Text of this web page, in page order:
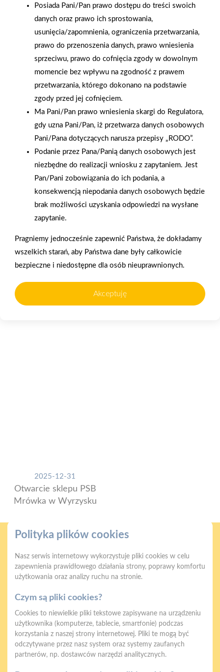
AKTUALNOŚCI
Grupa PSB Handel S.A.
gra z WOŚP. Powstała
firmowa eSkarbonka na
rzecz gastroenterologii
Zacisze S.A. dołącza do
Grupy PSB. Sieć kończy
rok strategicznym
otwarciem po
2025-12-31
Otwarcie sklepu PSB
Mrówka w Wyrzysku
Gwarancja jakości
Zakupy w systemie
Oferujemy zakupy
Zakupy
Posiada Pani/Pan prawo dostępu do treści swoich
danych oraz prawo ich sprostowania,
usunięcia/zapomnienia, ograniczenia przetwarzania,
prawo do przenoszenia danych, prawo wniesienia
sprzeciwu, prawo do cofnięcia zgody w dowolnym
momencie bez wpływu na zgodność z prawem
przetwarzania, którego dokonano na podstawie
zgody przed jej cofnięciem.
Ma Pani/Pan prawo wniesienia skargi do Regulatora,
gdy uzna Pani/Pan, iż przetwarza danych osobowych
Pani/Pana dotyczących narusza przepisy „RODO”.
Podanie przez Pana/Panią danych osobowych jest
niezbędne do realizacji wniosku z zapytaniem. Jest
Pan/Pani zobowiązania do ich podania, a
konsekwencją niepodania danych osobowych będzie
brak możliwości uzyskania odpowiedzi na wysłane
zapytanie.
Pragniemy jednocześnie zapewnić Państwa, że dokładamy
wszelkich starań, aby Państwa dane były całkowicie
bezpieczne i niedostępne dla osób nieuprawnionych.
Akceptuję
Polityka plików cookies
Nasz serwis internetowy wykorzystuje pliki cookies w celu
zapewnienia prawidłowego działania strony, poprawy komfortu
użytkowania oraz analizy ruchu na stronie.
Czym są pliki cookies?
Cookies to niewielkie pliki tekstowe zapisywane na urządzeniu
użytkownika (komputerze, tablecie, smartfonie) podczas
korzystania z naszej strony internetowej. Pliki te mogą być
odczytywane przez nasz system oraz systemy zaufanych
partnerów, np. dostawców narzędzi analitycznych.